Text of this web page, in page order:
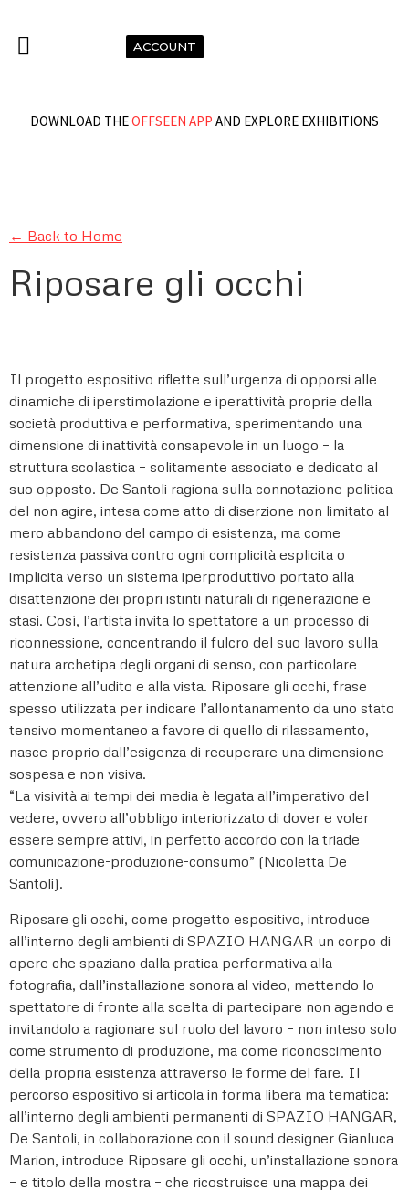
ACCOUNT
DOWNLOAD THEOFFSEEN APP AND EXPLORE EXHIBITIONS
← Back to Home
Riposare gli occhi
Il progetto espositivo riflette sull’urgenza di opporsi alle
dinamiche di iperstimolazione e iperattività proprie della
società produttiva e performativa, sperimentando una
dimensione di inattività consapevole in un luogo – la
struttura scolastica – solitamente associato e dedicato al
suo opposto. De Santoli ragiona sulla connotazione politica
del non agire, intesa come atto di diserzione non limitato al
mero abbandono del campo di esistenza, ma come
resistenza passiva contro ogni complicità esplicita o
implicita verso un sistema iperproduttivo portato alla
disattenzione dei propri istinti naturali di rigenerazione e
stasi. Così, l’artista invita lo spettatore a un processo di
riconnessione, concentrando il fulcro del suo lavoro sulla
natura archetipa degli organi di senso, con particolare
attenzione all’udito e alla vista. Riposare gli occhi, frase
spesso utilizzata per indicare l’allontanamento da uno stato
tensivo momentaneo a favore di quello di rilassamento,
nasce proprio dall’esigenza di recuperare una dimensione
sospesa e non visiva.
“La visività ai tempi dei media è legata all’imperativo del
vedere, ovvero all’obbligo interiorizzato di dover e voler
essere sempre attivi, in perfetto accordo con la triade
comunicazione-produzione-consumo” (Nicoletta De
Santoli).
Riposare gli occhi, come progetto espositivo, introduce
all’interno degli ambienti di SPAZIO HANGAR un corpo di
opere che spaziano dalla pratica performativa alla
fotografia, dall’installazione sonora al video, mettendo lo
spettatore di fronte alla scelta di partecipare non agendo e
invitandolo a ragionare sul ruolo del lavoro – non inteso solo
come strumento di produzione, ma come riconoscimento
della propria esistenza attraverso le forme del fare. Il
percorso espositivo si articola in forma libera ma tematica:
all’interno degli ambienti permanenti di SPAZIO HANGAR,
De Santoli, in collaborazione con il sound designer Gianluca
Marion, introduce Riposare gli occhi, un’installazione sonora
– e titolo della mostra – che ricostruisce una mappa dei